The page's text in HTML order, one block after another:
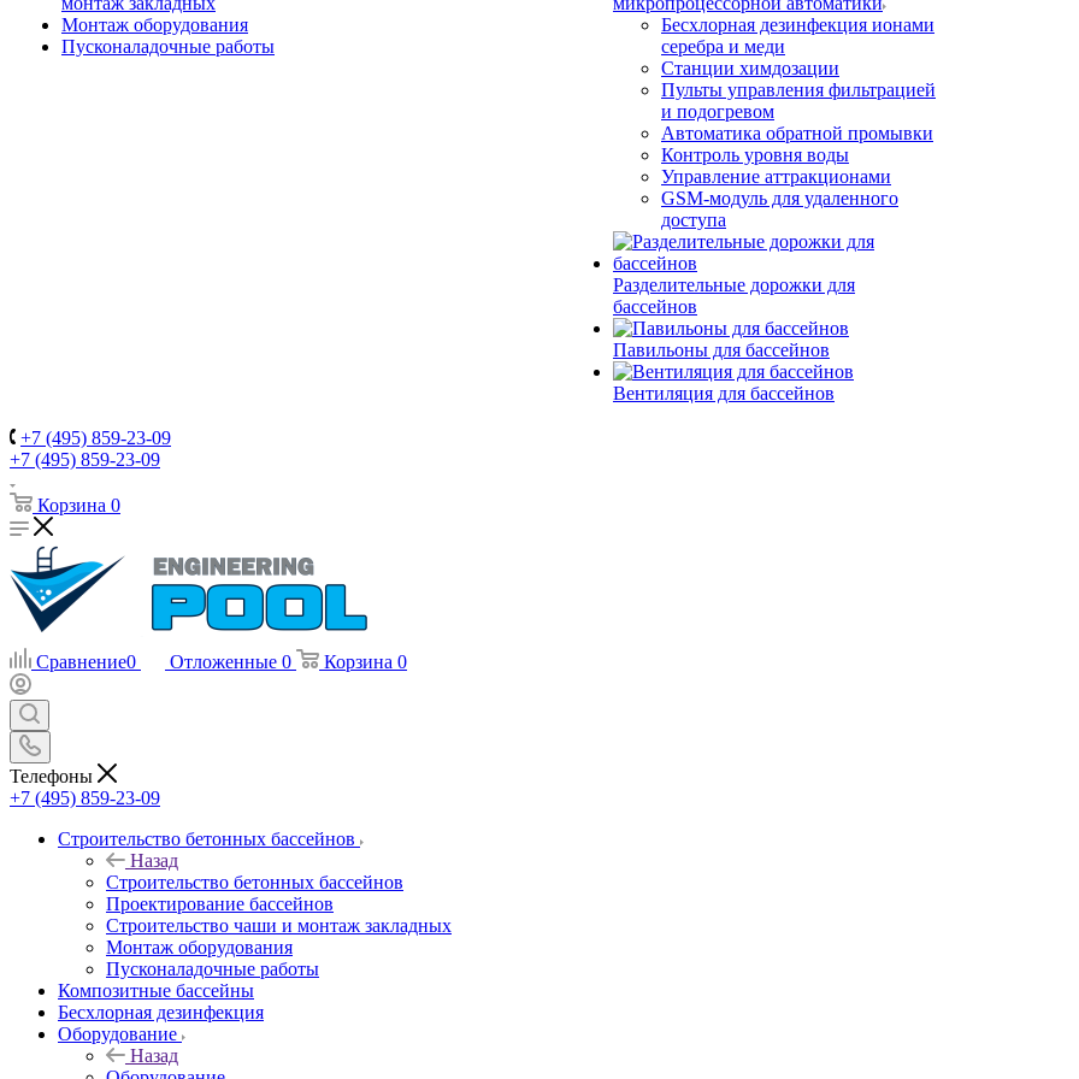
Монтаж оборудования
Пусконаладочные работы
Беcхлорная дезинфекция ионами
серебра и меди
Станции химдозации
Пульты управления фильтрацией
и подогревом
Автоматика обратной промывки
Контроль уровня воды
Управление аттракционами
GSM-модуль для удаленного
доступа
Разделительные дорожки для
бассейнов
Павильоны для бассейнов
Вентиляция для бассейнов
+7 (495) 859-23-09
+7 (495) 859-23-09
Корзина 0
Сравнение0 Отложенные 0 Корзина 0
Телефоны
+7 (495) 859-23-09
Строительство бетонных бассейнов
Назад
Строительство бетонных бассейнов
Проектирование бассейнов
Строительство чаши и монтаж закладных
Монтаж оборудования
Пусконаладочные работы
Композитные бассейны
Бесхлорная дезинфекция
Оборудование
Назад